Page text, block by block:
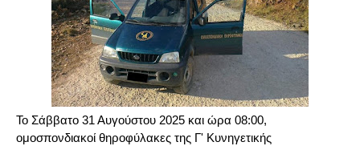
Το Σάββατο 31 Αυγούστου 2025 και ώρα 08:00,
oμοσπονδιακοί θηροφύλακες της Γ' Κυνηγετικής